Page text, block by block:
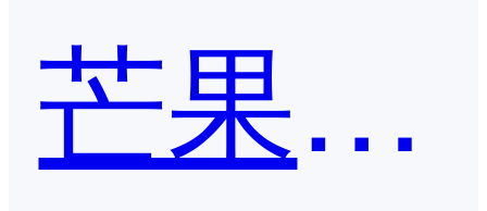
芒果店长